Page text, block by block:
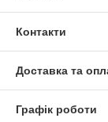
Контакти
Доставка та
Графік роботи